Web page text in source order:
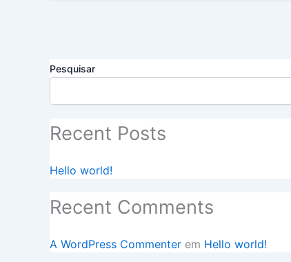
Pesquisar
Recent Posts
Hello world!
Recent Comments
A WordPress Commenter em Hello world!